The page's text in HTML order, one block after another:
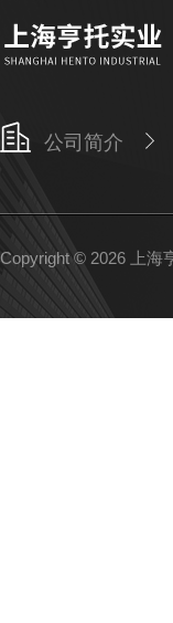
公司简介
Copyright © 2026 上海